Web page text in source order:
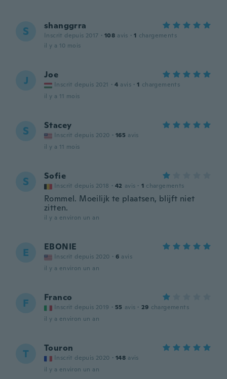
S shanggrra
Inscrit depuis 2017 · 108 avis · 1 chargements
il y a 10 mois
J Joe
Inscrit depuis 2021 · 4 avis · 1 chargements
il y a 11 mois
S Stacey
Inscrit depuis 2020 · 165 avis
il y a 11 mois
S Sofie
Inscrit depuis 2018 · 42 avis · 1 chargements
Rommel. Moeilijk te plaatsen, blijft niet
zitten.
il y a environ un an
E EBONIE
Inscrit depuis 2020 · 6 avis
il y a environ un an
F Franco
Inscrit depuis 2019 · 55 avis · 29 chargements
il y a environ un an
T Touron
Inscrit depuis 2020 · 148 avis
il y a environ un an